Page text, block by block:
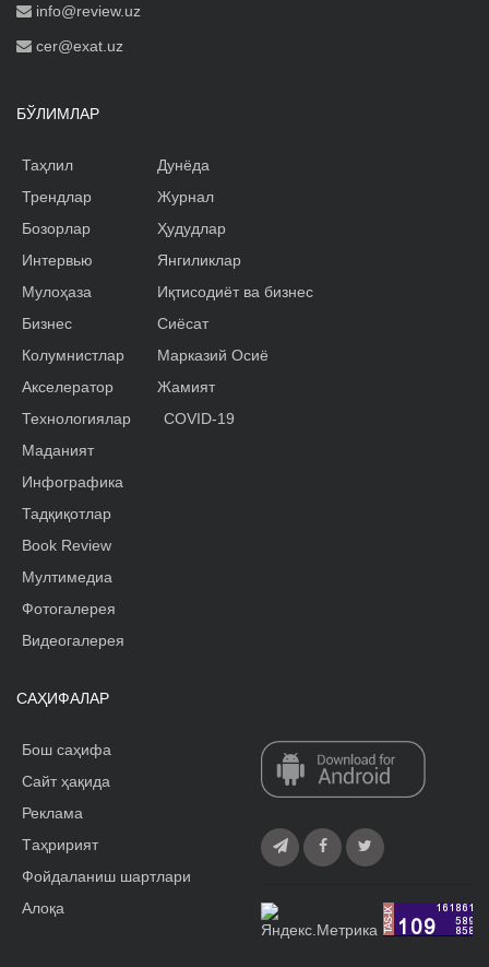
info@review.uz
cer@exat.uz
БЎЛИМЛАР
Таҳлил
Трендлар
Бозорлар
Интервью
Мулоҳаза
Бизнес
Колумнистлар
Акселератор
Дунёда
Журнал
Ҳудудлар
Янгиликлар
Иқтисодиёт ва бизнес
Сиёсат
Марказий Осиё
Жамият
Технологиялар
Маданият
Инфографика
Тадқиқотлар
Book Review
Мултимедиа
Фотогалерея
Видеогалерея
COVID-19
САҲИФАЛАР
Бош саҳифа
Сайт ҳақида
Реклама
Tаҳририят
Фойдаланиш шартлари
Алоқа